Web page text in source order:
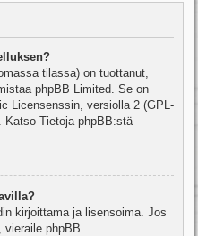
tilassa) on tuottanut,
phpBB Limited. Se on
Licensenssin, versiolla 2 (GPL-
Katso Tietoja phpBB:stä
kirjoittama ja lisensoima. Jos
vieraile phpBB